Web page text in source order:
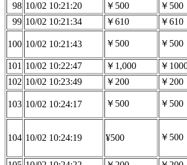
98 10/02 10:21:20 ￥500 ￥500
99 10/02 10:21:34 ￥610 ￥610
100 10/02 10:21:43 ￥500 ￥500
101 10/02 10:22:47 ￥1,000 ￥
102 10/02 10:23:49 ￥200 ￥200
103 10/02 10:24:17 ￥500 ￥500
104 10/02 10:24:19 ¥500 ￥500